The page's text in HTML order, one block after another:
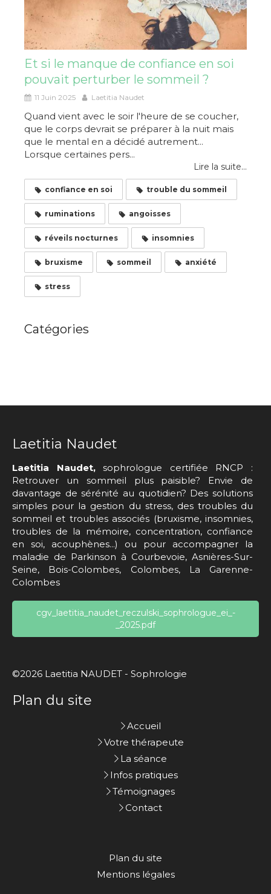
Et si le manque de confiance en soi
pouvait perturber le sommeil ?
11 Juin 2025 Laetitia Naudet
Quand vient avec le soir l'heure de se coucher,
que le corps devrait se préparer à la nuit mais
que le mental en a décidé autrement...
Lorsque certaines pers...
Lire la suite...
confiance en soi trouble du sommeil
ruminations angoisses
réveils nocturnes insomnies
bruxisme sommeil anxiété
stress
Catégories
Laetitia Naudet
Laetitia Naudet,sophrologue certifiée RNCP :
Retrouver un sommeil plus paisible? Envie de
davantage de sérénité au quotidien? Des solutions
simples pour la gestion du stress, des troubles du
sommeil et troubles associés (bruxisme, insomnies,
troubles de la mémoire, concentration, confiance
en soi, acouphènes...) ou pour accompagner la
maladie de Parkinson à Courbevoie, Asnières-Sur-
Seine, Bois-Colombes, Colombes, La Garenne-
Colombes
cgv_laetitia_naudet_reczulski_sophrologue_ei_-
_2025.pdf
©2026 Laetitia NAUDET - Sophrologie
Plan du site
Accueil
Votre thérapeute
La séance
Infos pratiques
Témoignages
Contact
Plan du site
Mentions légales